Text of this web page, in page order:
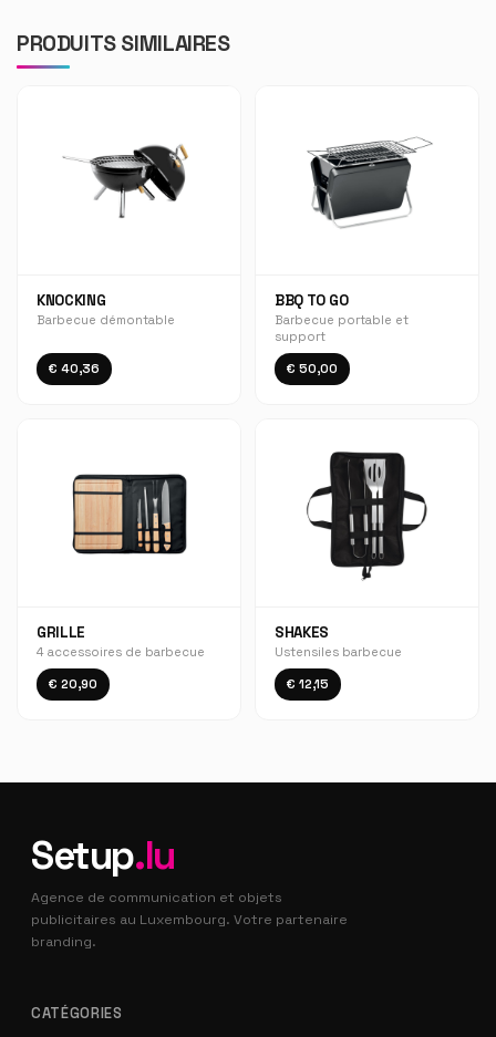
PRODUITS SIMILAIRES
KNOCKING
Barbecue démontable
€ 40,36
BBQ TO GO
Barbecue portable et
support
€ 50,00
GRILLE
4 accessoires de barbecue
€ 20,90
SHAKES
Ustensiles barbecue
€ 12,15
Setup.lu
Agence de communication et objets
publicitaires au Luxembourg. Votre partenaire
branding.
CATÉGORIES